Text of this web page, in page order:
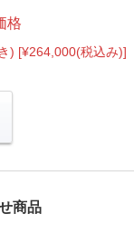
格
) [¥264,000(税込み)]
商品